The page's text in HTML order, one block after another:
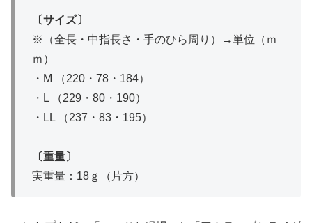
〔サイズ〕
※（全長・中指長さ・手のひら周り）→単位（ｍ
ｍ）
・M （220・78・184）
・L （229・80・190）
・LL （237・83・195）
〔重量〕
実重量：18ｇ（片方）